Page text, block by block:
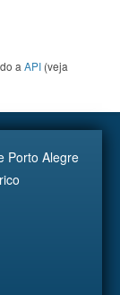
a API (veja
Porto Alegre